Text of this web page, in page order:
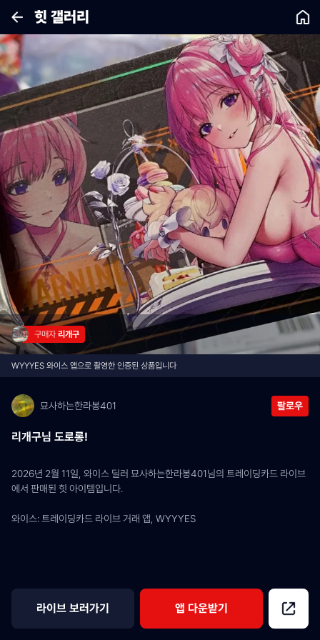
힛 갤러리
구매자 리개구
WYYYES 와이스 앱으로 촬영한 인증된 상품입니다
묘사하는한라봉401 팔로우
리개구님 도로롱!
2026년 2월 11일, 와이스 딜러 묘사하는한라봉401님의 트레이딩카드 라이브
에서 판매된 힛 아이템입니다.
와이스: 트레이딩카드 라이브 거래 앱, WYYYES
라이브 보러가기 앱 다운받기